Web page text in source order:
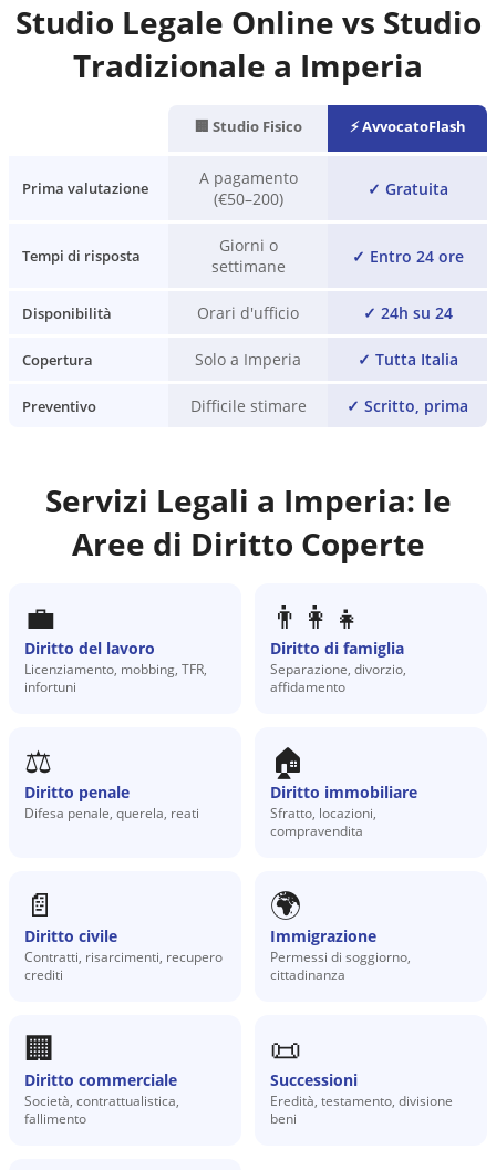
Studio Legale Online vs Studio
Tradizionale a Imperia
🏢 Studio Fisico ⚡ AvvocatoFlash
Prima valutazione
A pagamento
(€50–200)
✓ Gratuita
Tempi di risposta
Giorni o
settimane
✓ Entro 24 ore
Disponibilità Orari d'ufficio ✓ 24h su 24
Copertura Solo a Imperia ✓ Tutta Italia
Preventivo Difficile stimare ✓ Scritto, prima
Servizi Legali a Imperia: le
Aree di Diritto Coperte
💼
Diritto del lavoro
Licenziamento, mobbing, TFR,
infortuni
👨‍👩‍👧
Diritto di famiglia
Separazione, divorzio,
affidamento
⚖️
Diritto penale
Difesa penale, querela, reati
🏠
Diritto immobiliare
Sfratto, locazioni,
compravendita
📄
Diritto civile
Contratti, risarcimenti, recupero
crediti
🌍
Immigrazione
Permessi di soggiorno,
cittadinanza
🏢
Diritto commerciale
Società, contrattualistica,
fallimento
📜
Successioni
Eredità, testamento, divisione
beni